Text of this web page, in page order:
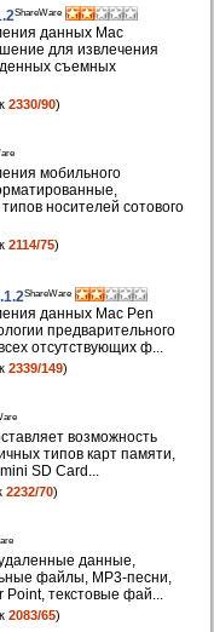
ShareWare
данных Mac
для извлечения
съемных
2330/90)
мобильного
носителей сотового
2114/75)
ShareWare
данных Mac Pen
предварительного
отсутствующих ф...
2339/149)
возможность
типов карт памяти,
SD Card...
2232/70)
данные,
файлы, MP3-песни,
текстовые фай...
2083/65)